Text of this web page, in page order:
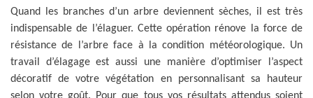
Quand les branches d’un arbre deviennent sèches, il est très
indispensable de l’élaguer. Cette opération rénove la force de
résistance de l’arbre face à la condition météorologique. Un
travail d’élagage est aussi une manière d’optimiser l’aspect
décoratif de votre végétation en personnalisant sa hauteur